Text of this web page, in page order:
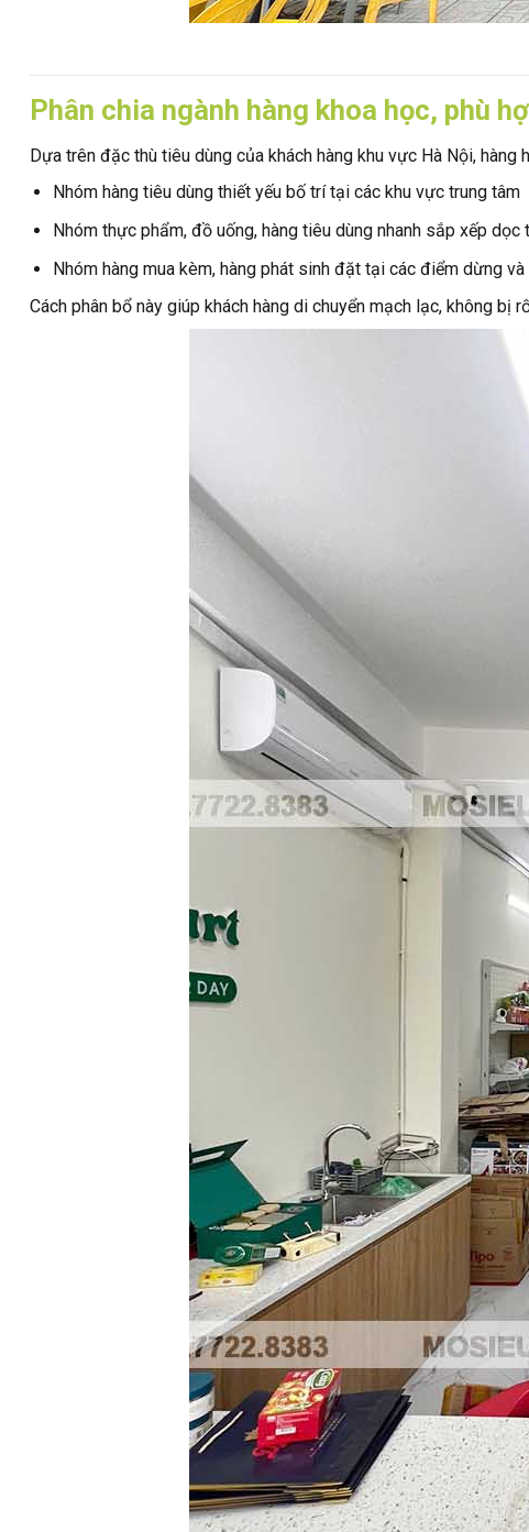
Phân chia ngành hàng khoa học, phù
Dựa trên đặc thù tiêu dùng của khách hàng khu vực Hà Nội,
Nhóm hàng tiêu dùng thiết yếu bố trí tại các khu vực trung tâm
Nhóm thực phẩm, đồ uống, hàng tiêu dùng nhanh sắp xếp dọc
Nhóm hàng mua kèm, hàng phát sinh đặt tại các điểm dừng
Cách phân bổ này giúp khách hàng di chuyển mạch lạc, không